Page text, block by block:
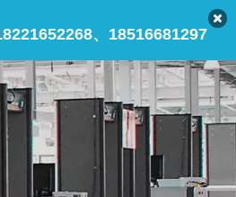
、18516681297